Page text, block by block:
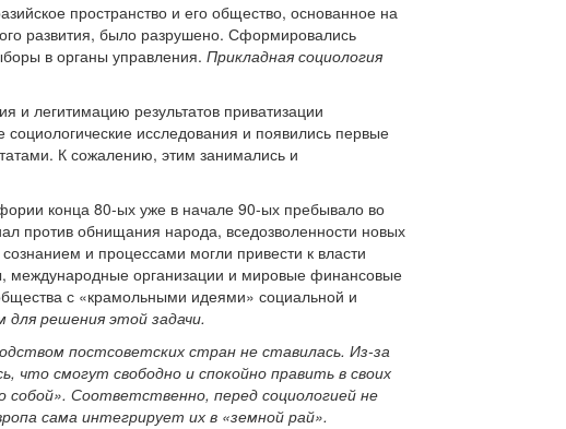
пространство и его общество, основанное на
развития, было разрушено. Сформировались
в органы управления. Прикладная социология
и легитимацию результатов приватизации
исследования и появились первые
К сожалению, этим занимались и
конца 80-ых уже в начале 90-ых пребывало во
против обнищания народа, вседозволенности новых
и процессами могли привести к власти
международные организации и мировые финансовые
с «крамольными идеями» социальной и
решения этой задачи.
постсоветских стран не ставилась. Из-за
что смогут свободно и спокойно править в своих
Соответственно, перед социологией не
сама интегрирует их в «земной рай».